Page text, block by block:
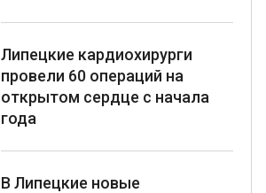
Липецкие кардиохирурги
провели 60 операций на
открытом сердце с начала
года
В Липецкие новые